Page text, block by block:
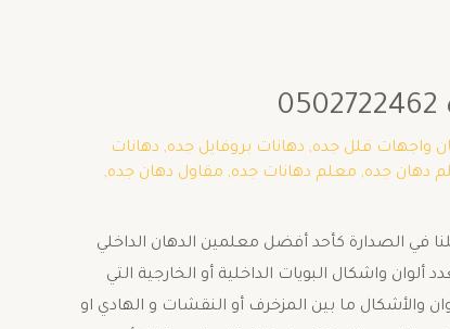
واجهات فلل جده, دهانات بروفايل جده, دهانات
دهان جده, معلم دهانات جده, مقاول دهان جده,
في الصدارة كأحد أفضل معلمين الدهان الداخلي
المباني وذلك بجميع أحياء مدينة جده نوفر لعملائنا كتالوج ألوان الدهانات لعام 2025 و 2026 حيث تتعدد ألوان واشكال البويات الداخلية أو الخارجية التي
والأشكال ما بين المزخرف أو النقشات و الهادي او